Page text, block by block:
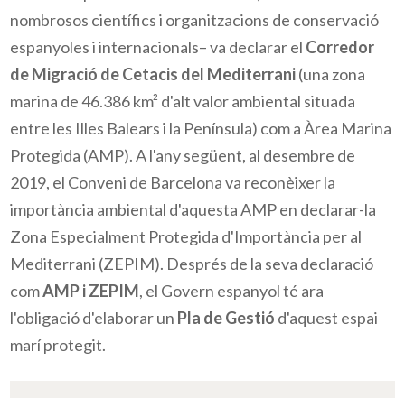
nombrosos científics i organitzacions de conservació
espanyoles i internacionals– va declarar el Corredor
de Migració de Cetacis del Mediterrani(una zona
marina de 46.386 km² d'alt valor ambiental situada
entre les Illes Balears i la Península) com a Àrea Marina
Protegida (AMP). A l'any següent, al desembre de
2019, el Conveni de Barcelona va reconèixer la
importància ambiental d'aquestaAMPen declarar-la
Zona Especialment Protegida d'Importància per al
Mediterrani (ZEPIM). Després de la seva declaració
comAMP i ZEPIM, el Govern espanyol té ara
l'obligació d'elaborar un Pla de Gestió d'aquest espai
marí protegit.